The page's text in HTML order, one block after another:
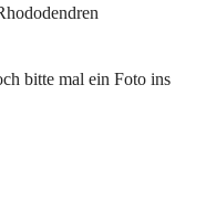
bitte mal ein Foto ins